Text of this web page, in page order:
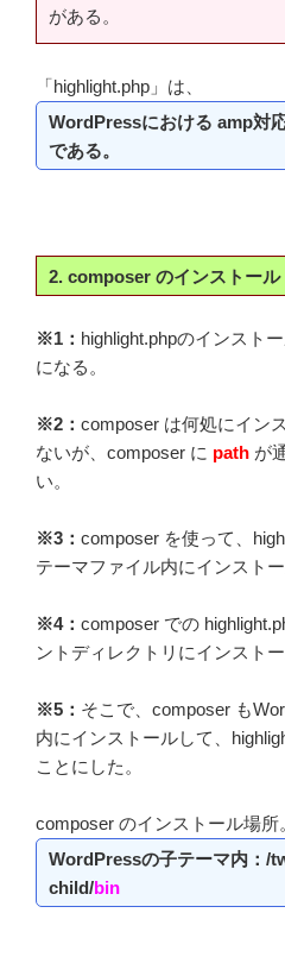
がある。
「highlight.php」は、
WordPressにおける amp対
である。
2. composer のインストール
※1： highlight.phpのインスト
になる。
※2： composer は何処にイン
ないが、composer に path が
い。
※3： composer を使って、
テーマファイル内にインストー
※4： composer での
ントディレクトリにインストー
※5： そこで、composer も
内にインストールして、
ことにした。
composer のインストール場所
WordPressの子テーマ内：/
child/bin